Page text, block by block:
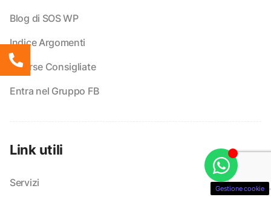
Blog di SOS WP
Indice Argomenti
Risorse Consigliate
Entra nel Gruppo FB
Link utili
Servizi
Gestione cookie